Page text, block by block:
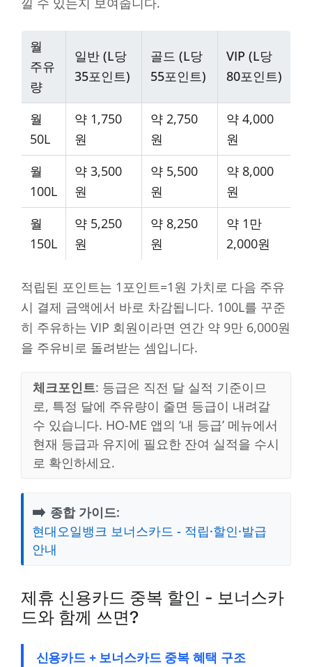
월
주유
량
일반 (L당
35포인트)
골드 (L당
55포인트)
VIP (L당
80포인트)
월
50L
약 1,750
원
약 2,750
원
약 4,000
원
월
100L
약 3,500
원
약 5,500
원
약 8,000
원
월
150L
약 5,250
원
약 8,250
원
약 1만
2,000원
적립된 포인트는 1포인트=1원 가치로 다음 주유
시 결제 금액에서 바로 차감됩니다. 100L를 꾸준
히 주유하는 VIP 회원이라면 연간 약 9만 6,000원
을 주유비로 돌려받는 셈입니다.
체크포인트: 등급은 직전 달 실적 기준이므
로, 특정 달에 주유량이 줄면 등급이 내려갈
수 있습니다. HO-ME 앱의 ‘내 등급’ 메뉴에서
현재 등급과 유지에 필요한 잔여 실적을 수시
로 확인하세요.
➡️ 종합 가이드:
현대오일뱅크 보너스카드 - 적립·할인·발급
안내
제휴 신용카드 중복 할인 - 보너스카
드와 함께 쓰면?
신용카드 + 보너스카드 중복 혜택 구조